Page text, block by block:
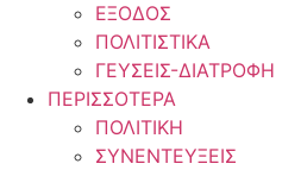
ΕΞΟΔΟΣ
ΠΟΛΙΤΙΣΤΙΚΑ
ΓΕΥΣΕΙΣ-ΔΙΑΤΡΟΦΗ
ΠΕΡΙΣΣΟΤΕΡΑ
ΠΟΛΙΤΙΚΗ
ΣΥΝΕΝΤΕΥΞΕΙΣ